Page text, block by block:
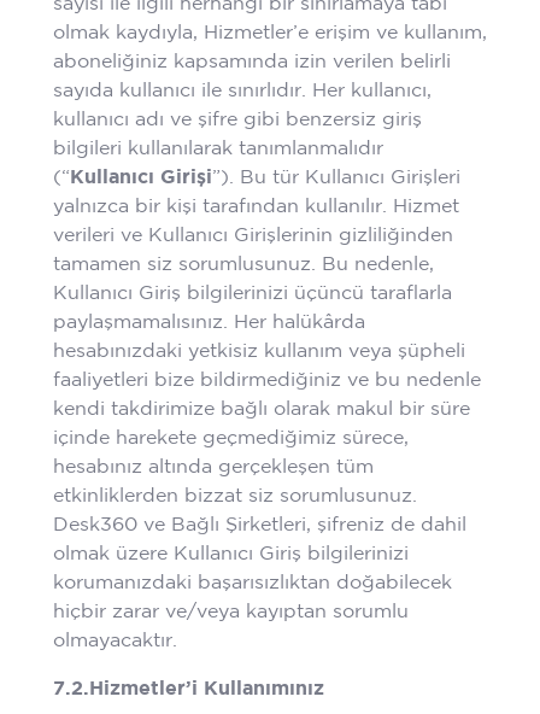
sayısı ile ilgili herhangi bir sınırlamaya tabi
olmak kaydıyla, Hizmetler’e erişim ve kullanım,
aboneliğiniz kapsamında izin verilen belirli
sayıda kullanıcı ile sınırlıdır. Her kullanıcı,
kullanıcı adı ve şifre gibi benzersiz giriş
bilgileri kullanılarak tanımlanmalıdır
(“ Kullanıcı Girişi”). Bu tür Kullanıcı Girişleri
yalnızca bir kişi tarafından kullanılır. Hizmet
verileri ve Kullanıcı Girişlerinin gizliliğinden
tamamen siz sorumlusunuz. Bu nedenle,
Kullanıcı Giriş bilgilerinizi üçüncü taraflarla
paylaşmamalısınız. Her halükârda
hesabınızdaki yetkisiz kullanım veya şüpheli
faaliyetleri bize bildirmediğiniz ve bu nedenle
kendi takdirimize bağlı olarak makul bir süre
içinde harekete geçmediğimiz sürece,
hesabınız altında gerçekleşen tüm
etkinliklerden bizzat siz sorumlusunuz.
Desk360 ve Bağlı Şirketleri, şifreniz de dahil
olmak üzere Kullanıcı Giriş bilgilerinizi
korumanızdaki başarısızlıktan doğabilecek
hiçbir zarar ve/veya kayıptan sorumlu
olmayacaktır.
7.2. Hizmetler’i Kullanımınız